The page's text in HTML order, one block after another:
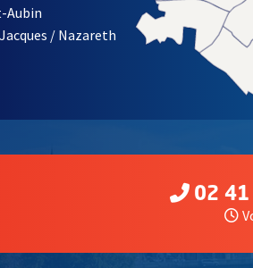
Aubin
/ Nazareth
02